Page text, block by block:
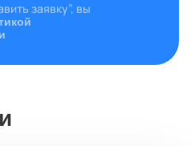
заявку”, вы